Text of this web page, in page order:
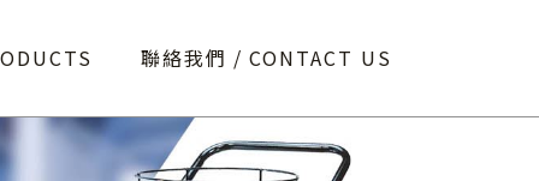
聯絡我們 CONTACT US